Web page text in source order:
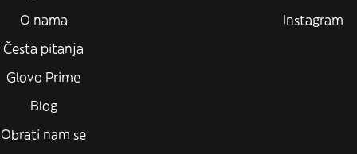
O nama
Česta pitanja
Glovo Prime
Blog
Obrati nam se
Instagram